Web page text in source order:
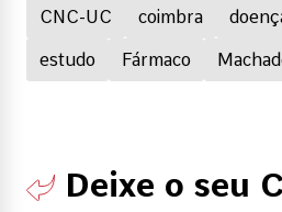
CNC-UC coimbra
estudo Fármaco
Deixe o seu